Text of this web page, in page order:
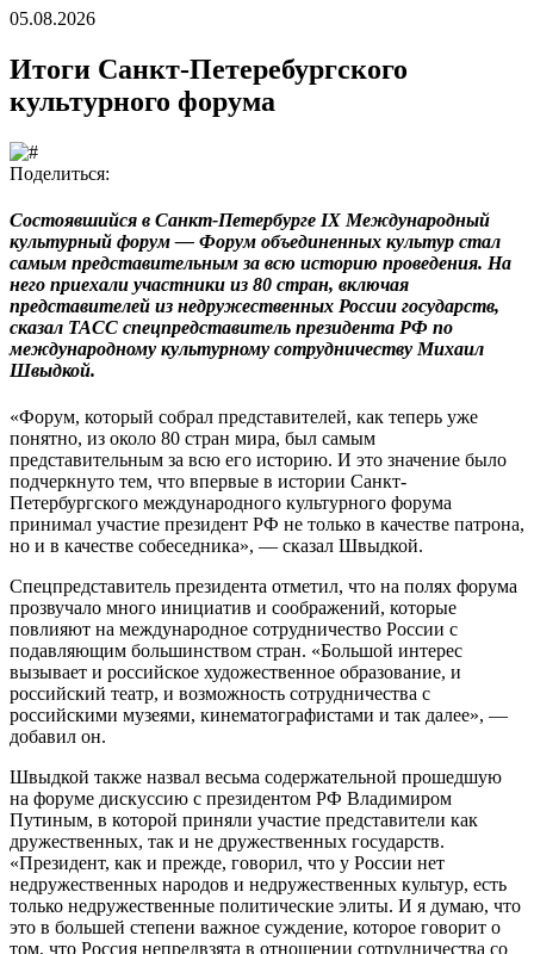
05.08.2026
Итоги Санкт-Петеребургского
культурного форума
Поделиться:
Состоявшийся в Санкт-Петербурге IХ Международный
культурный форум — Форум объединенных культур стал
самым представительным за всю историю проведения. На
него приехали участники из 80 стран, включая
представителей из недружественных России государств,
сказал ТАСС спецпредставитель президента РФ по
международному культурному сотрудничеству Михаил
Швыдкой.
«Форум, который собрал представителей, как теперь уже
понятно, из около 80 стран мира, был самым
представительным за всю его историю. И это значение было
подчеркнуто тем, что впервые в истории Санкт-
Петербургского международного культурного форума
принимал участие президент РФ не только в качестве патрона,
но и в качестве собеседника», — сказал Швыдкой.
Спецпредставитель президента отметил, что на полях форума
прозвучало много инициатив и соображений, которые
повлияют на международное сотрудничество России с
подавляющим большинством стран. «Большой интерес
вызывает и российское художественное образование, и
российский театр, и возможность сотрудничества с
российскими музеями, кинематографистами и так далее», —
добавил он.
Швыдкой также назвал весьма содержательной прошедшую
на форуме дискуссию с президентом РФ Владимиром
Путиным, в которой приняли участие представители как
дружественных, так и не дружественных государств.
«Президент, как и прежде, говорил, что у России нет
недружественных народов и недружественных культур, есть
только недружественные политические элиты. И я думаю, что
это в большей степени важное суждение, которое говорит о
том, что Россия непредвзята в отношении сотрудничества со